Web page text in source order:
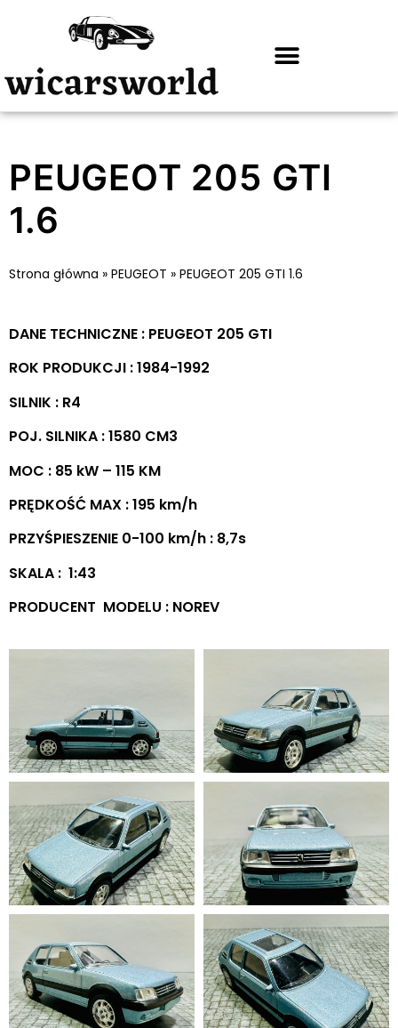
PEUGEOT 205 GTI
1.6
Strona główna » PEUGEOT » PEUGEOT 205 GTI 1.6
DANE TECHNICZNE : PEUGEOT 205 GTI
ROK PRODUKCJI : 1984-1992
SILNIK : R4
POJ. SILNIKA : 1580 CM3
MOC : 85 kW – 115 KM
PRĘDKOŚĆ MAX : 195 km/h
PRZYŚPIESZENIE 0-100 km/h : 8,7s
SKALA : 1:43
PRODUCENT MODELU : NOREV